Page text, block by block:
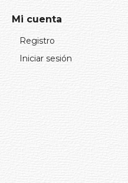
Mi cuenta
Registro
Iniciar sesión